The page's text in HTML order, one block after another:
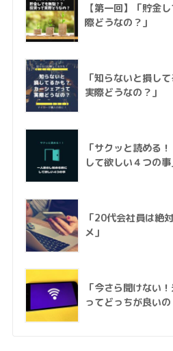
【第一回】「貯金
際どうなの？」
「知らないと損し
実際どうなの？」
「サクッと読める
して欲しい４つの事
「20代会社員は絶
メ」
「今さら聞けない
ってどっちが良いの